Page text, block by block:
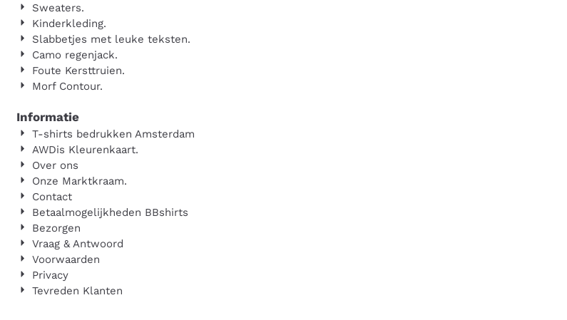
Sweaters.
Kinderkleding.
Slabbetjes met leuke teksten.
Camo regenjack.
Foute Kersttruien.
Morf Contour.
Informatie
T-shirts bedrukken Amsterdam
AWDis Kleurenkaart.
Over ons
Onze Marktkraam.
Contact
Betaalmogelijkheden BBshirts
Bezorgen
Vraag & Antwoord
Voorwaarden
Privacy
Tevreden Klanten